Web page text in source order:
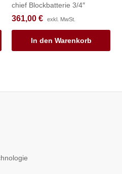
chief Blockbatterie 3/4″
361,00 € exkl. MwSt.
In den Warenkorb